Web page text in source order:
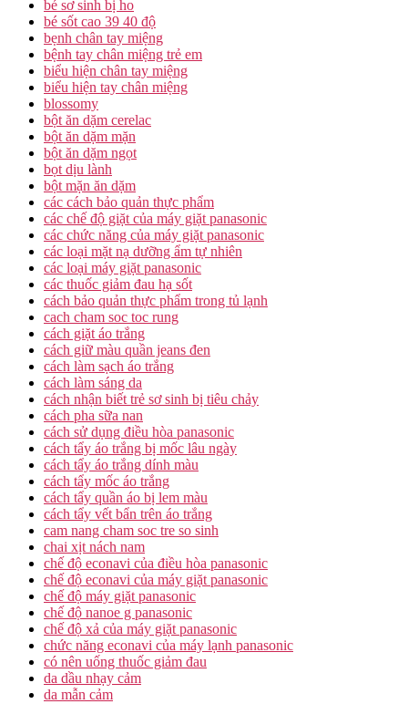
bé sơ sinh bị ho
bé sốt cao 39 40 độ
bẹnh chân tay miệng
bệnh tay chân miệng trẻ em
biểu hiện chân tay miệng
biểu hiện tay chân miệng
blossomy
bột ăn dặm cerelac
bột ăn dặm mặn
bột ăn dặm ngọt
bọt dịu lành
bột mặn ăn dặm
các cách bảo quản thực phẩm
các chế độ giặt của máy giặt panasonic
các chức năng của máy giặt panasonic
các loại mặt nạ dưỡng ẩm tự nhiên
các loại máy giặt panasonic
các thuốc giảm đau hạ sốt
cách bảo quản thực phẩm trong tủ lạnh
cach cham soc toc rung
cách giặt áo trắng
cách giữ màu quần jeans đen
cách làm sạch áo trắng
cách làm sáng da
cách nhận biết trẻ sơ sinh bị tiêu chảy
cách pha sữa nan
cách sử dụng điều hòa panasonic
cách tẩy áo trắng bị mốc lâu ngày
cách tẩy áo trắng dính màu
cách tẩy mốc áo trắng
cách tẩy quần áo bị lem màu
cách tẩy vết bẩn trên áo trắng
cam nang cham soc tre so sinh
chai xịt nách nam
chế độ econavi của điều hòa panasonic
chế độ econavi của máy giặt panasonic
chế độ máy giặt panasonic
chế độ nanoe g panasonic
chế độ xả của máy giặt panasonic
chức năng econavi của máy lạnh panasonic
có nên uống thuốc giảm đau
da dầu nhạy cảm
da mẫn cảm